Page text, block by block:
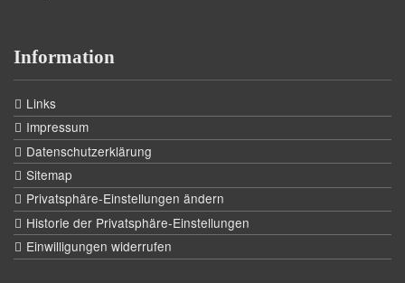
Information
Links
Impressum
Datenschutzerklärung
Sitemap
Privatsphäre-Einstellungen ändern
Historie der Privatsphäre-Einstellungen
Einwilligungen widerrufen